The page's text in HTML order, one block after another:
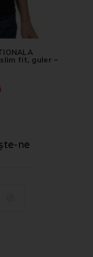
slim fit, guler –
ne